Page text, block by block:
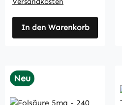
In den Warenkorb
Neu